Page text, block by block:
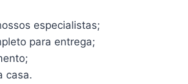
especialistas;
para entrega;
casa.